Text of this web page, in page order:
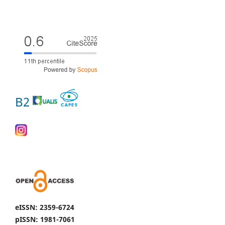
B2
eISSN: 2359-6724
pISSN: 1981-7061